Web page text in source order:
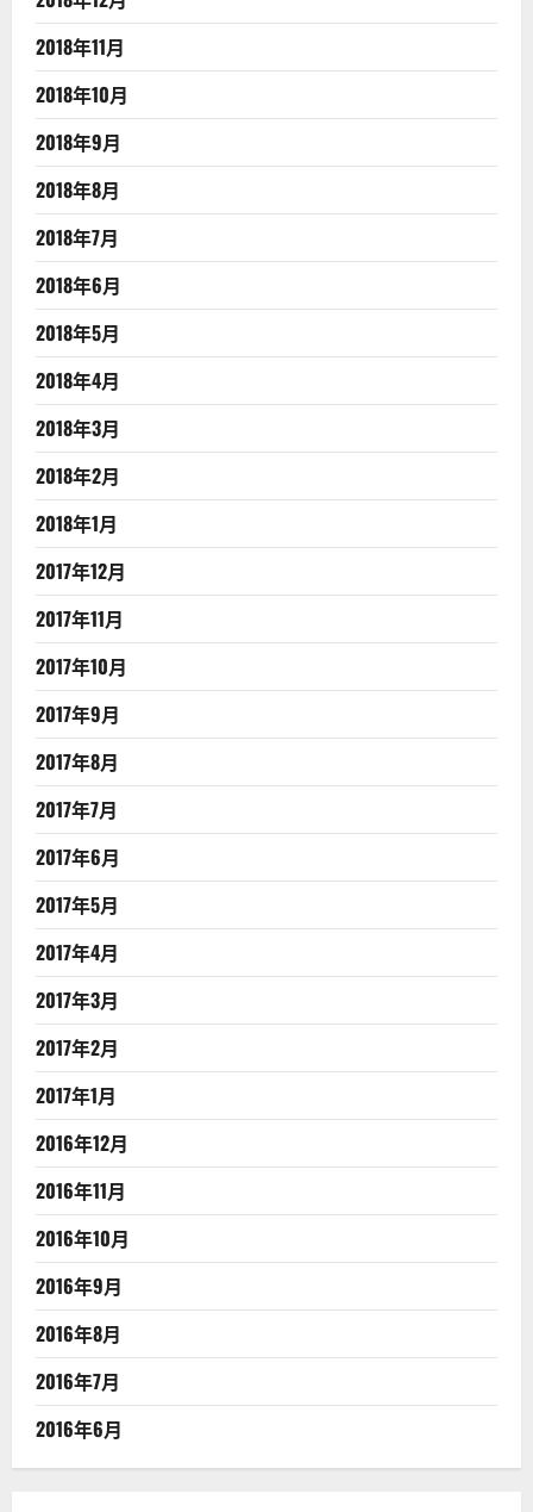
2018年11月
2018年10月
2018年9月
2018年8月
2018年7月
2018年6月
2018年5月
2018年4月
2018年3月
2018年2月
2018年1月
2017年12月
2017年11月
2017年10月
2017年9月
2017年8月
2017年7月
2017年6月
2017年5月
2017年4月
2017年3月
2017年2月
2017年1月
2016年12月
2016年11月
2016年10月
2016年9月
2016年8月
2016年7月
2016年6月